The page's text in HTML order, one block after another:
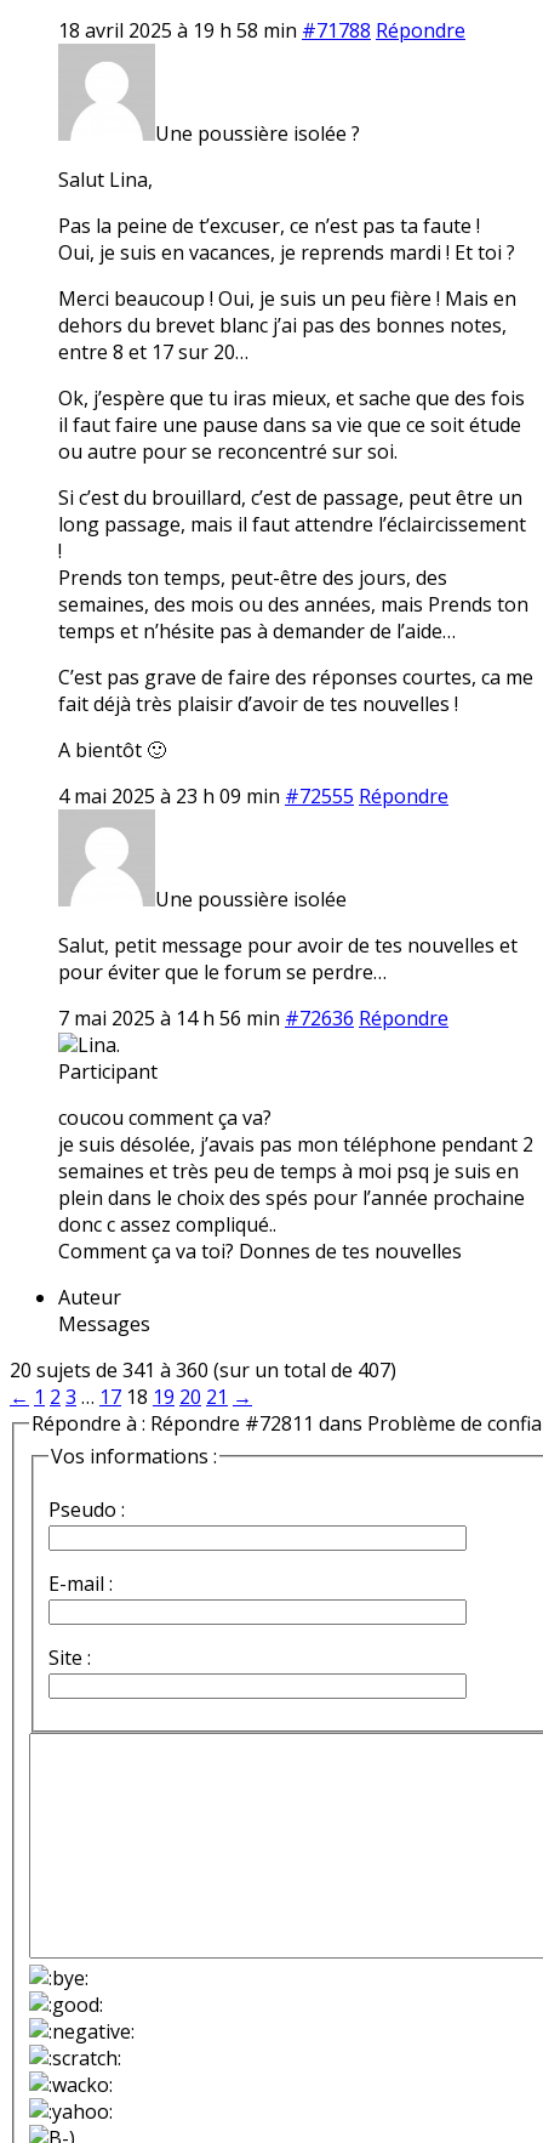
18 avril 2025 à 19 h 58 min #71788 Répondre
Une poussière isolée ?
Salut Lina,
Pas la peine de t’excuser, ce n’est pas ta faute !
Oui, je suis en vacances, je reprends mardi ! Et toi ?
Merci beaucoup ! Oui, je suis un peu fière ! Mais en
dehors du brevet blanc j’ai pas des bonnes notes,
entre 8 et 17 sur 20…
Ok, j’espère que tu iras mieux, et sache que des fois
il faut faire une pause dans sa vie que ce soit étude
ou autre pour se reconcentré sur soi.
Si c’est du brouillard, c’est de passage, peut être un
long passage, mais il faut attendre l’éclaircissement
!
Prends ton temps, peut-être des jours, des
semaines, des mois ou des années, mais Prends ton
temps et n’hésite pas à demander de l’aide…
C’est pas grave de faire des réponses courtes, ca me
fait déjà très plaisir d’avoir de tes nouvelles !
A bientôt 🙂
4 mai 2025 à 23 h 09 min #72555 Répondre
Une poussière isolée
Salut, petit message pour avoir de tes nouvelles et
pour éviter que le forum se perdre…
7 mai 2025 à 14 h 56 min #72636 Répondre
Lina.
Participant
coucou comment ça va?
je suis désolée, j’avais pas mon téléphone pendant 2
semaines et très peu de temps à moi psq je suis en
plein dans le choix des spés pour l’année prochaine
donc c assez compliqué..
Comment ça va toi? Donnes de tes nouvelles
Auteur
Messages
20 sujets de 341 à 360 (sur un total de 407)
← 1 2 3 … 17 18 19 20 21 →
Répondre à : Répondre #72811 dans Problème de
Vos informations :
Pseudo :
E-mail :
Site :